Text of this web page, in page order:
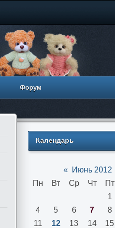
Форум
Календарь
« Июнь 2012
Пн
Вт Ср Чт Пт
1
4
5 6 7 8
11
12 13 14 15